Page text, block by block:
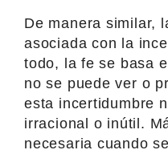
De manera similar,
asociada con la
todo, la fe se basa
no se puede ver o
esta incertidumbre
irracional o inútil.
necesaria cuando